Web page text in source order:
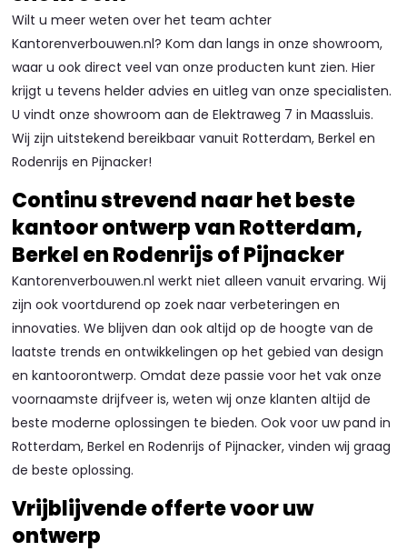
Wilt u meer weten over het team achter
Kantorenverbouwen.nl? Kom dan langs in onze showroom,
waar u ook direct veel van onze producten kunt zien. Hier
krijgt u tevens helder advies en uitleg van onze specialisten.
U vindt onze showroom aan de Elektraweg 7 in Maassluis.
Wij zijn uitstekend bereikbaar vanuit Rotterdam, Berkel en
Rodenrijs en Pijnacker!
Continu strevend naar het beste
kantoor ontwerp van Rotterdam,
Berkel en Rodenrijs of Pijnacker
Kantorenverbouwen.nl werkt niet alleen vanuit ervaring. Wij
zijn ook voortdurend op zoek naar verbeteringen en
innovaties. We blijven dan ook altijd op de hoogte van de
laatste trends en ontwikkelingen op het gebied van design
en kantoorontwerp. Omdat deze passie voor het vak onze
voornaamste drijfveer is, weten wij onze klanten altijd de
beste moderne oplossingen te bieden. Ook voor uw pand in
Rotterdam, Berkel en Rodenrijs of Pijnacker, vinden wij graag
de beste oplossing.
Vrijblijvende offerte voor uw
ontwerp